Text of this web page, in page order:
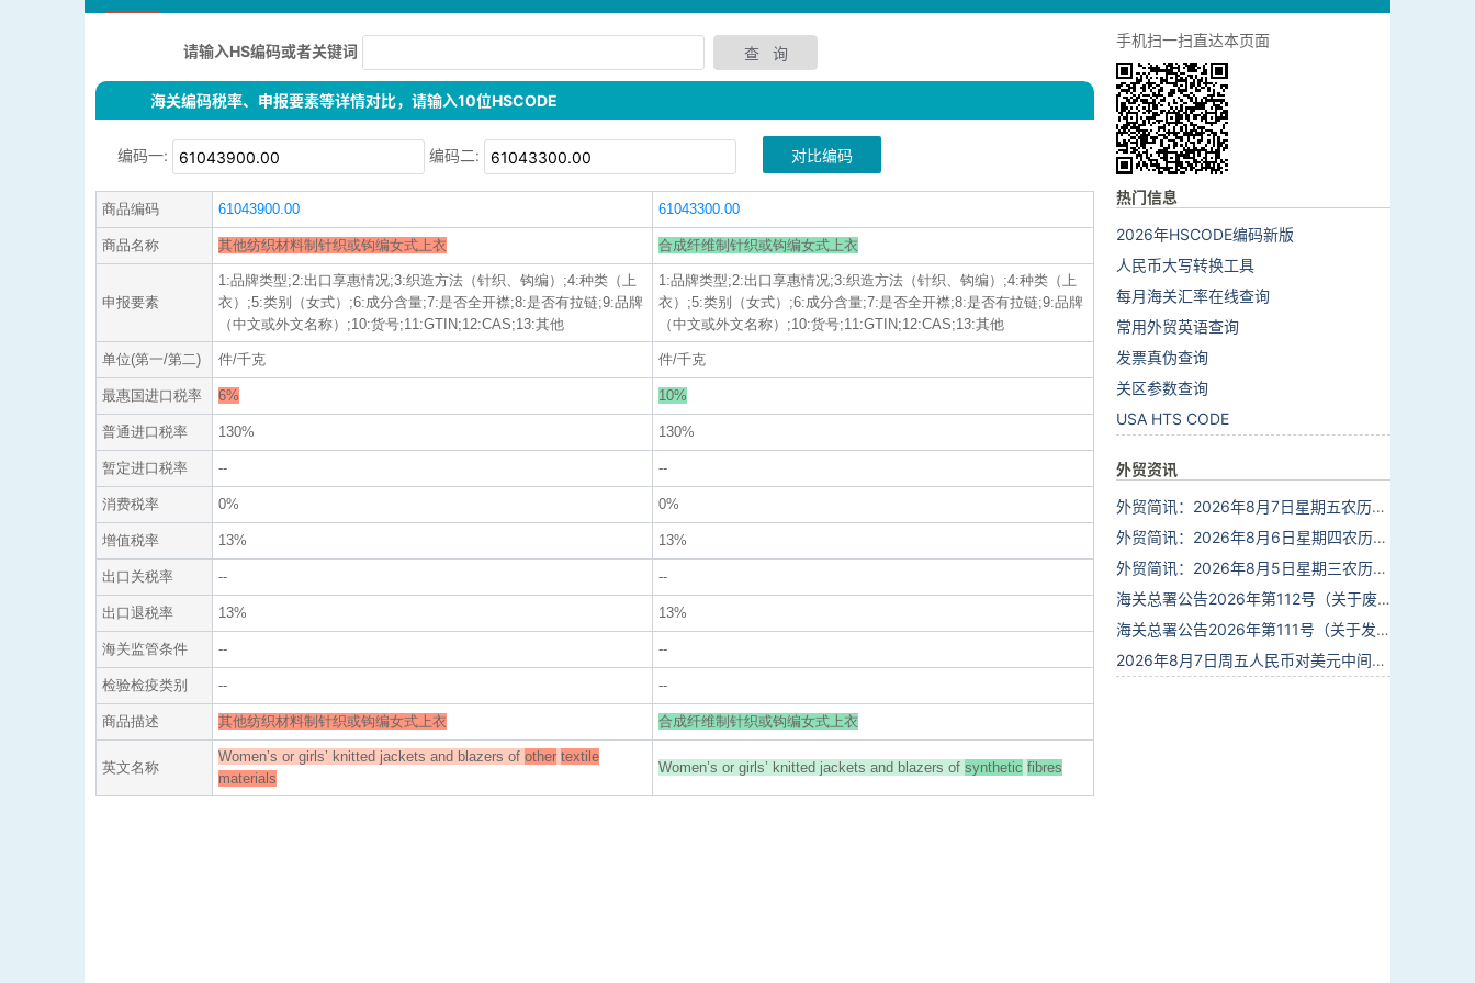
请输入HS编码或者关键词
海关编码税率、申报要素等详情对比，请输入10位HSCODE
编码一: 编码二: 对比编码
商品编码 61043900.00 61043300.00
商品名称 其他纺织材料制针织或钩编女式上衣 合成纤维制针织或钩编女式上衣
申报要素
1:品牌类型;2:出口享惠情况;3:织造方法（针织、钩编）;4:种类（上
衣）;5:类别（女式）;6:成分含量;7:是否全开襟;8:是否有拉链;9:品牌
（中文或外文名称）;10:货号;11:GTIN;12:CAS;13:其他
1:品牌类型;2:出口享惠情况;3:织造方法（针织、钩编）;4:种类（上
衣）;5:类别（女式）;6:成分含量;7:是否全开襟;8:是否有拉链;9:品牌
（中文或外文名称）;10:货号;11:GTIN;12:CAS;13:其他
单位(第一/第二) 件/千克 件/千克
最惠国进口税率 6% 10%
普通进口税率 130% 130%
暂定进口税率 -- --
消费税率 0% 0%
增值税率 13% 13%
出口关税率 -- --
出口退税率 13% 13%
海关监管条件 -- --
检验检疫类别 -- --
商品描述 其他纺织材料制针织或钩编女式上衣 合成纤维制针织或钩编女式上衣
英文名称
Women’s or girls’ knitted jackets and blazers of other textile
materials
Women’s or girls’ knitted jackets and blazers of synthetic fibres
手机扫一扫直达本页面
热门信息
2026年HSCODE编码新版
人民币大写转换工具
每月海关汇率在线查询
常用外贸英语查询
发票真伪查询
关区参数查询
USA HTS CODE
外贸资讯
外贸简讯：2026年8月7日星期五农历六月廿五
外贸简讯：2026年8月6日星期四农历六月廿四
外贸简讯：2026年8月5日星期三农历六月廿三
海关总署公告2026年第112号（关于废止部分卫生检疫类规范性文件的公告）
海关总署公告2026年第111号（关于发布《进出境动植物检疫处理监督管理工作规定》《进出境卫生处理监督管理工作规定》的公告）
2026年8月7日周五人民币对美元中间价报6.7904调贬9个基点